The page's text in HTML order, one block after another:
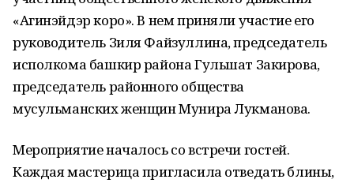
«Агинэйдэр коро». В нем приняли участие его
руководитель Зиля Файзуллина, председатель
исполкома башкир района Гульшат Закирова,
председатель районного общества
мусульманских женщин Мунира Лукманова.
Мероприятие началось со встречи гостей.
Каждая мастерица пригласила отведать блины,